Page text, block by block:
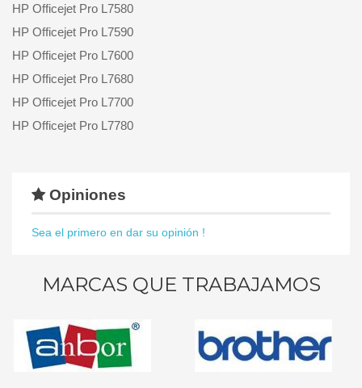
HP Officejet Pro L7580
HP Officejet Pro L7590
HP Officejet Pro L7600
HP Officejet Pro L7680
HP Officejet Pro L7700
HP Officejet Pro L7780
Opiniones
Sea el primero en dar su opinión !
MARCAS QUE TRABAJAMOS